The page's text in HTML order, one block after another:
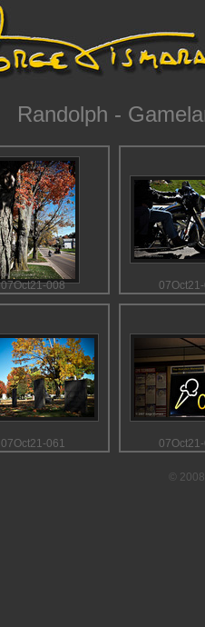
Randolph -
07Oct21-008
07Oct21-061
©